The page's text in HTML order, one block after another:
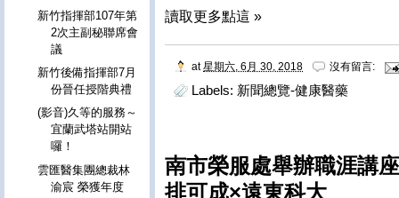
讀取更多點這 »
at星期六, 6月 30, 2018 沒有留言:
Labels: 新聞總覽-健康醫藥
南市榮服處舉辦職涯講
排可成×遠東科大
新竹指揮部107年第
2次主副秘聯席會
議
新竹後備指揮部7月
份晉任授階典禮
(影音)久等的服務～
宜蘭武塔站開站
囉！
雲匯醫集團總裁林
渝宸 榮獲年度